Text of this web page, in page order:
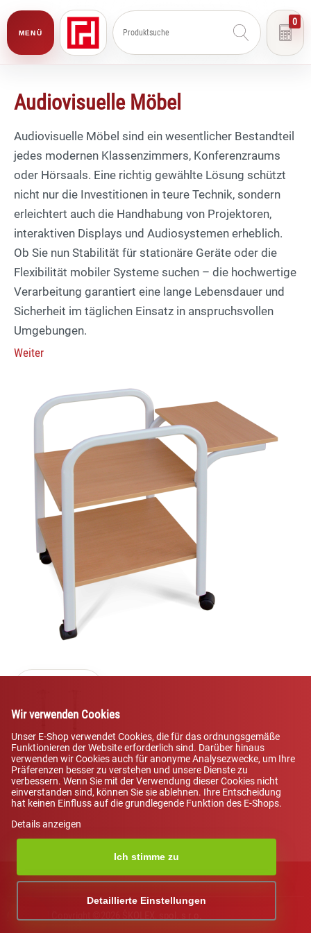
MENÜ
0
Audiovisuelle Möbel
Audiovisuelle Möbel sind ein wesentlicher Bestandteil
jedes modernen Klassenzimmers, Konferenzraums
oder Hörsaals. Eine richtig gewählte Lösung schützt
nicht nur die Investitionen in teure Technik, sondern
erleichtert auch die Handhabung von Projektoren,
interaktiven Displays und Audiosystemen erheblich.
Ob Sie nun Stabilität für stationäre Geräte oder die
Flexibilität mobiler Systeme suchen – die hochwertige
Verarbeitung garantiert eine lange Lebensdauer und
Sicherheit im täglichen Einsatz in anspruchsvollen
Umgebungen.
Weiter
Universal
deckenhalterungen
Wir verwenden Cookies
Unser E-Shop verwendet Cookies, die für das ordnungsgemäße
Funktionieren der Website erforderlich sind. Darüber hinaus
verwenden wir Cookies auch für anonyme Analysezwecke, um Ihre
Präferenzen besser zu verstehen und unsere Dienste zu
verbessern. Wenn Sie mit der Verwendung dieser Cookies nicht
einverstanden sind, können Sie sie ablehnen. Ihre Entscheidung
hat keinen Einfluss auf die grundlegende Funktion des E-Shops.
Details anzeigen
Ich stimme zu
Detaillierte Einstellungen
Lexi
Assistent für Schulmöbel und
Klassenzimmerausstattung